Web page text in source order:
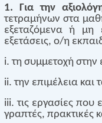
1. Για την
τετραμήνων στα
εξεταζόμενα ή μη
εξετάσεις, ο/η
i. τη συμμετοχή στην
ii. την επιμέλεια
iii. τις εργασίες που
γραπτές, πρακτικές